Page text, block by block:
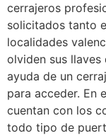
cerrajeros
solicitados tanto
localidades
olviden sus
ayuda de un
para acceder. En
cuentan con los
todo tipo de